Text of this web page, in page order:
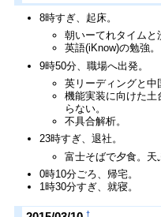
8時すぎ、起床。
朝いーてれタイムと
英語(iKnow)の勉強。
9時50分、職場へ出発。
英リーディングと中
機能実装に向けた土
らない。
不具合解析。
23時すぎ、退社。
富士そばで夕食。天
0時10分ごろ、帰宅。
1時30分すぎ、就寝。
†